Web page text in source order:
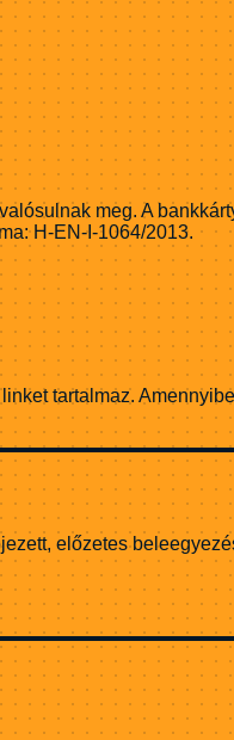
meg. A
H-EN-I-1064/2013.
tartalmaz.
előzetes